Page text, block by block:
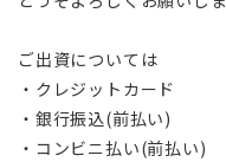
ご出資については
・クレジットカード
・銀行振込(前払い)
・コンビニ払い(前払い)